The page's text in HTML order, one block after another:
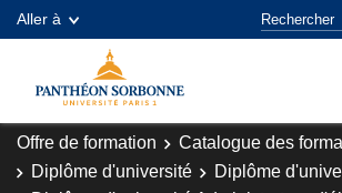
Aller à
Offre de formation
Catalogue des
Diplôme d'université
Diplôme